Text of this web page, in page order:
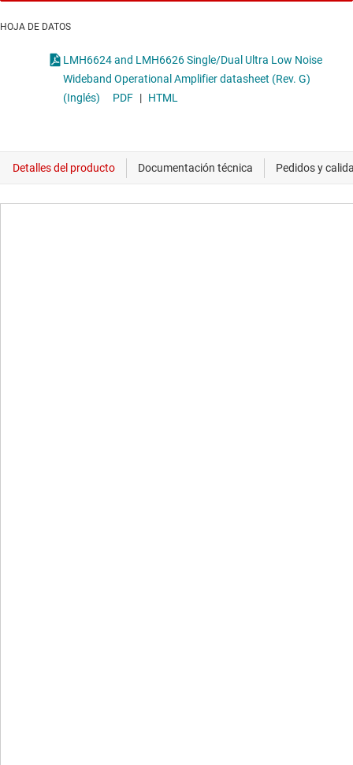
HOJA DE DATOS
LMH6624 and LMH6626 Single/Dual Ultra Low Noise
Wideband Operational Amplifier datasheet (Rev. G)
(Inglés)
PDF | HTML